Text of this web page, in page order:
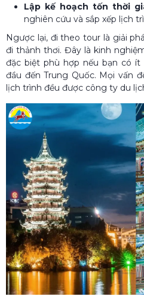
Lập kế hoạch tốn thời
nghiên cứu và sắp xếp lịch
Ngược lại, đi theo tour là giải
đi thảnh thơi. Đây là kinh
đặc biệt phù hợp nếu bạn có
đầu đến Trung Quốc. Mọi vấn
lịch trình đều được công ty du